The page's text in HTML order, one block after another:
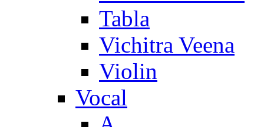
Tabla
Vichitra Veena
Violin
Vocal